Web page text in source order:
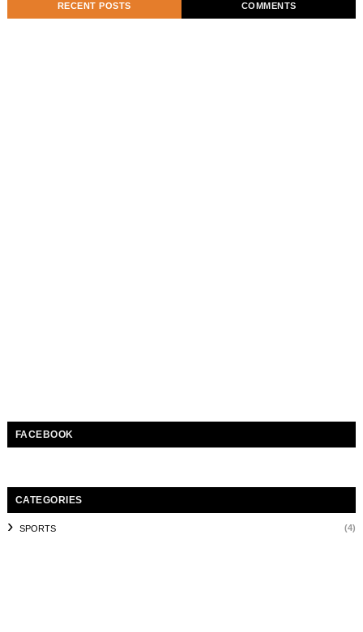
RECENT POSTS COMMENTS
FACEBOOK
CATEGORIES
SPORTS (4)